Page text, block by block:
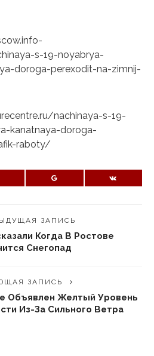
s-19-noyabrya-
doroga-perexodit-na-zimnij-
nachinaya-s-19-
kanatnaya-doroga-
raboty/
ЗАПИСЬ
Когда В Ростове
Снегопад
ЗАПИСЬ
Объявлен Желтый Уровень
Из-За Сильного Ветра